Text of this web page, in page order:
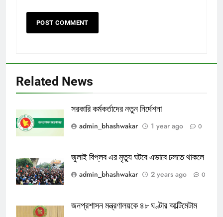
Related News
সরকারি কর্মকর্তাদের নতুন নির্দেশনা
admin_bhashwakar
1 year ago 0
জুলাই বিপ্লব এর মৃত্যু ঘটবে এভাবে চলতে থাকলে
admin_bhashwakar
2 years ago 0
জনপ্রশাসন মন্ত্রণালয়কে ৪৮ ঘণ্টার আল্টিমেটাম